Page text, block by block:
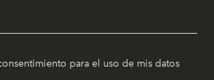
para el uso de mis datos